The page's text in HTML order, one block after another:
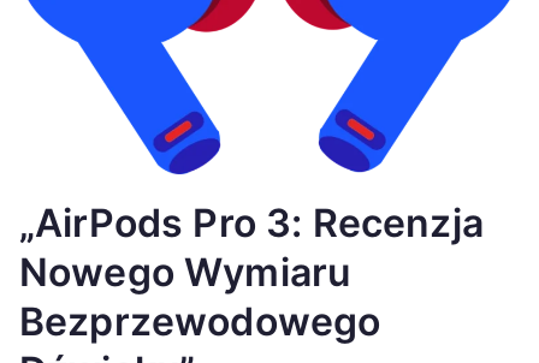
„AirPods Pro 3: Recenzja
Nowego Wymiaru
Bezprzewodowego